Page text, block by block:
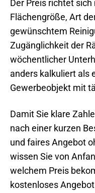
Der Preis richtet
Flächengröße, Art
gewünschtem
Zugänglichkeit der
wöchentlicher
anders kalkuliert als
Gewerbeobjekt mit
Damit Sie klare
nach einer kurzen
und faires Angebot
wissen Sie von
welchem Preis
kostenloses